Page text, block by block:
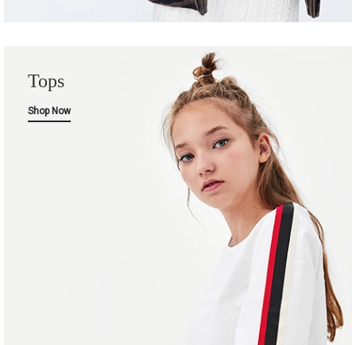
Tops
Shop Now